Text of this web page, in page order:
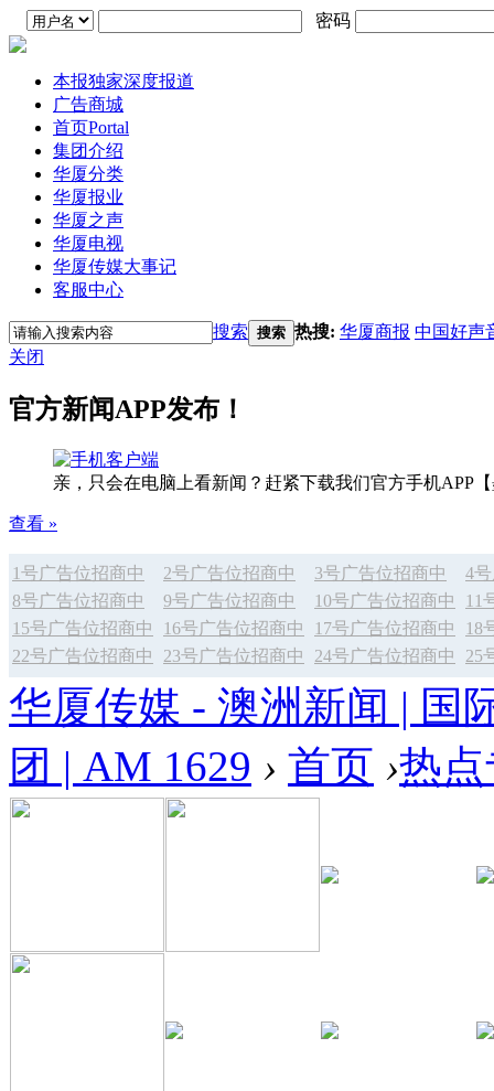
密码
本报独家深度报道
广告商城
首页Portal
集团介绍
华厦分类
华厦报业
华厦之声
华厦电视
华厦传媒大事记
客服中心
搜索 搜索 热搜: 华厦商报 中国好声
关闭
官方新闻APP发布！
亲，只会在电脑上看新闻？赶紧下载我们官方手机APP
查看 »
1号广告位招商中 2号广告位招商中 3号广告位招商中
4
8号广告位招商中
9号广告位招商中 10号广告位招商中
11
15号广告位招商中
16号广告位招商中 17号广告位招商中
18
22号广告位招商中
23号广告位招商中 24号广告位招商中 25
华厦传媒 - 澳洲新闻 | 国
团 | AM 1629 › 首页 ›热